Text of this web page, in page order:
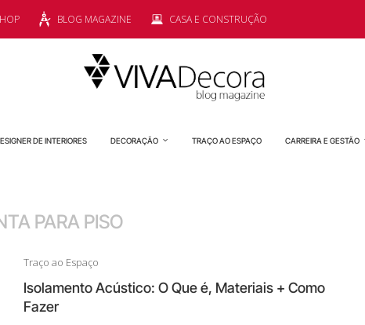
BLOG MAGAZINE CASA E CONSTRUÇÃO
DE INTERIORES DECORAÇÃO TRAÇO AO ESPAÇO CARREIRA E GESTÃO
PARA PISO
Traço ao Espaço
Isolamento Acústico: O Que é, Materiais + Como
Fazer